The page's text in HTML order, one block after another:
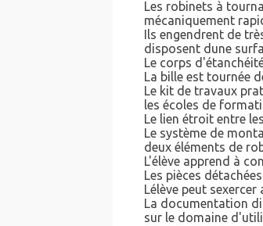
Les robinets à
mécaniquement
Ils engendrent de
disposent dune
Le corps
La bille est tournée
Le kit de travaux
les écoles de
Le lien étroit entre
Le système de
deux éléments de
L'élève apprend à
Les pièces
Lélève peut
La documentation
sur le domaine